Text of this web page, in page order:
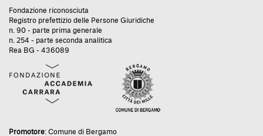
Fondazione riconosciuta
Registro prefettizio delle Persone Giuridiche
n. 90 - parte prima generale
n. 254 - parte seconda analitica
Rea BG - 436089
Promotore: Comune di Bergamo